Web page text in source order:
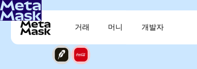
거래 머니 개발자